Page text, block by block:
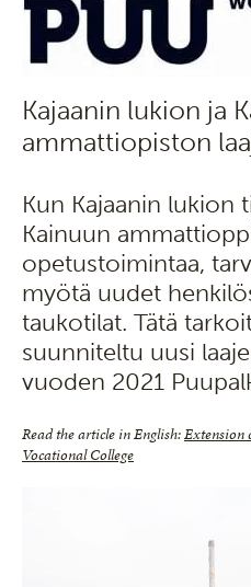
Kajaanin lukion ja
ammattiopiston
Kun Kajaanin lukion
Kainuun
opetustoimintaa,
myötä uudet
taukotilat. Tätä
suunniteltu uusi
vuoden 2021
Read the article in English:Extension
Vocational College